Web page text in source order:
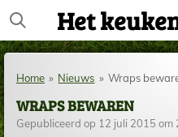
Ga
direct
naar
hoofdinhoud
Het
Home » Nieuws » Wraps
WRAPS BEWAREN
Gepubliceerd op 12 juli 2015 om